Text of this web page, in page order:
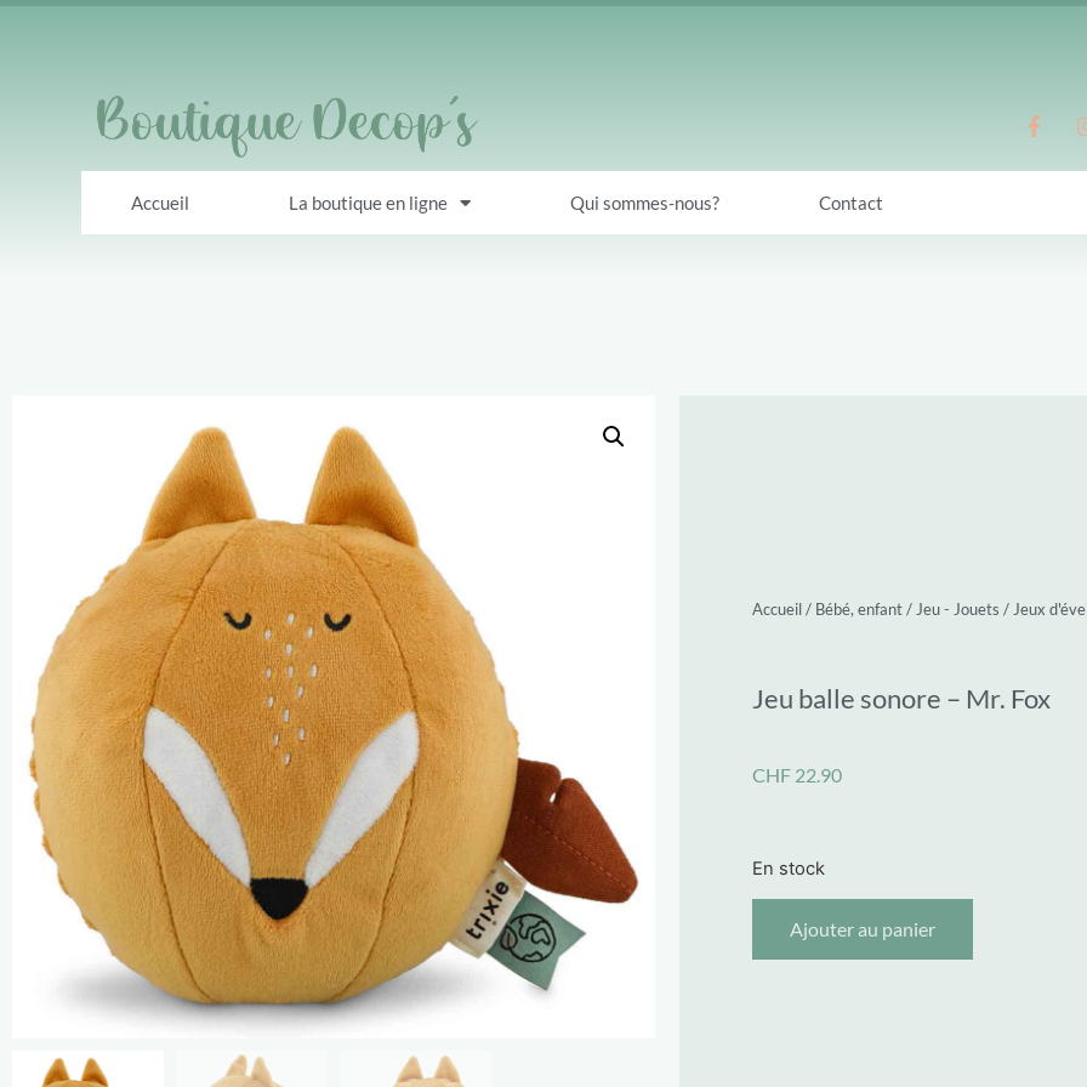
Accueil La boutique en ligne Qui sommes-nous? Contact
Accueil/ Bébé, enfant/ Jeu - Jouets / Jeux
Jeu balle sonore – Mr. Fox
CHF 22.90
En stock
Ajouter au panier